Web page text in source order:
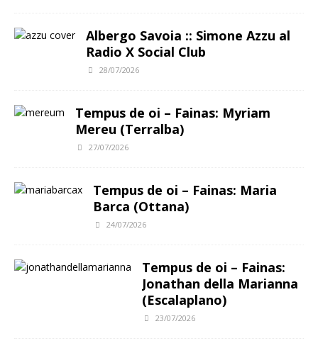
Albergo Savoia :: Simone Azzu al
Radio X Social Club
28/07/2026
Tempus de oi – Fainas: Myriam
Mereu (Terralba)
27/07/2026
Tempus de oi – Fainas: Maria
Barca (Ottana)
24/07/2026
Tempus de oi – Fainas:
Jonathan della Marianna
(Escalaplano)
23/07/2026